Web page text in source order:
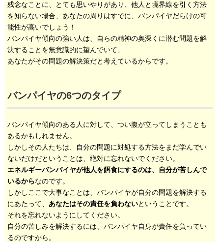
残念なことに、とても思いやりがあり、他人と境界線を引く方法
を知らない場合、あなたの周りはすでに、バンパイヤだらけの可
能性が高いでしょう！
バンパイヤ傾向の強い人は、自らの精神の奥深くに潜む問題を解
決することを無意識的に望んでいて、
あなたがその問題の解決策だと考えているからです。
バンパイヤの6つのタイプ
バンパイヤ傾向のある人に対して、つい腹が立ってしまうことも
あるかもしれません。
しかしその人たちは、自分の問題に対処する方法をまだ学んでい
ないだけだということは、絶対に忘れないでください。
エネルギーバンパイヤが他人を餌食にするのは、自分が苦しんで
いるからなのです。
しかしここで大事なことは、バンパイヤが自分の問題を解決する
にあたって、 あなたはその責任を負わないということです。
それを忘れないようにしてください。
自分の苦しみを解決するには、バンパイヤ自身が責任を負ってい
るのですから。